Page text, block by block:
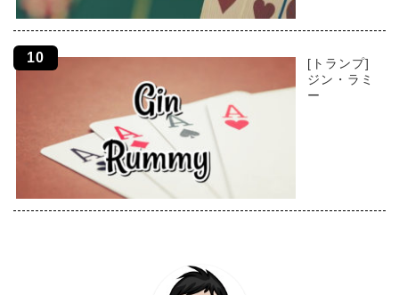
[トランプ]
ジン・ラミ
ー